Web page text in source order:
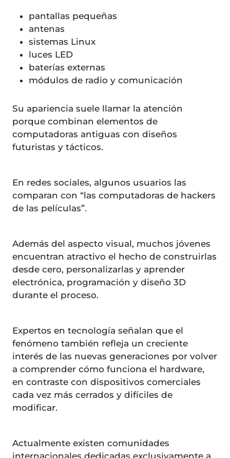
pantallas pequeñas
antenas
sistemas Linux
luces LED
baterías externas
módulos de radio y comunicación
Su apariencia suele llamar la atención
porque combinan elementos de
computadoras antiguas con diseños
futuristas y tácticos.
En redes sociales, algunos usuarios las
comparan con “las computadoras de hackers
de las películas”.
Además del aspecto visual, muchos jóvenes
encuentran atractivo el hecho de construirlas
desde cero, personalizarlas y aprender
electrónica, programación y diseño 3D
durante el proceso.
Expertos en tecnología señalan que el
fenómeno también refleja un creciente
interés de las nuevas generaciones por volver
a comprender cómo funciona el hardware,
en contraste con dispositivos comerciales
cada vez más cerrados y difíciles de
modificar.
Actualmente existen comunidades